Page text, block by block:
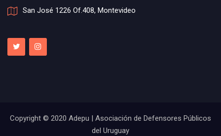
San José 1226 Of.408, Montevideo
Copyright © 2020 Adepu | Asociación de Defensores Públicos
del Uruguay